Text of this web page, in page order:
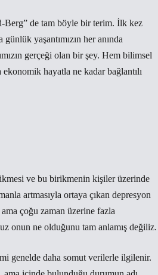
Berg” de tam böyle bir terim. İlk kez
yaşantımızın her anında
gerçeği olan bir şey. Hem bilimsel
hayatla ne kadar bağlantılı
ve bu birikmenin kişiler üzerinde
artmasıyla ortaya çıkan depresyon
çoğu zaman üzerine fazla
onun ne olduğunu tam anlamış değiliz.
genelde daha somut verilerle ilgilenir.